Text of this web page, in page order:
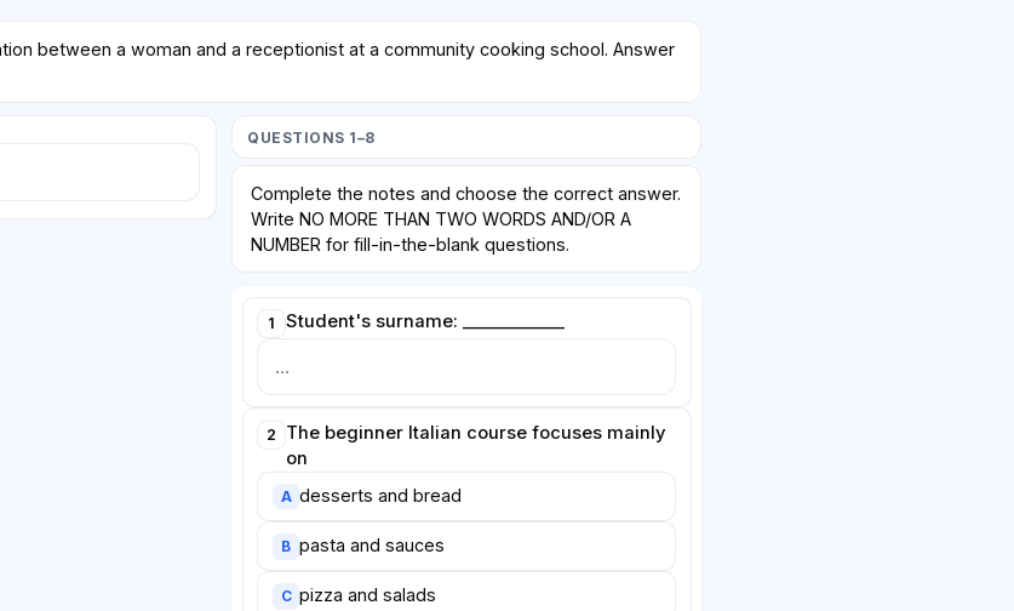
between a woman and a receptionist at a community cooking school. Answer
QUESTIONS 1–8
Complete the notes and choose the correct answer.
Write NO MORE THAN TWO WORDS AND/OR A
NUMBER for fill-in-the-blank questions.
1 Student's surname: ____________
2
The beginner Italian course focuses mainly
on
A desserts and bread
B pasta and sauces
C pizza and salads